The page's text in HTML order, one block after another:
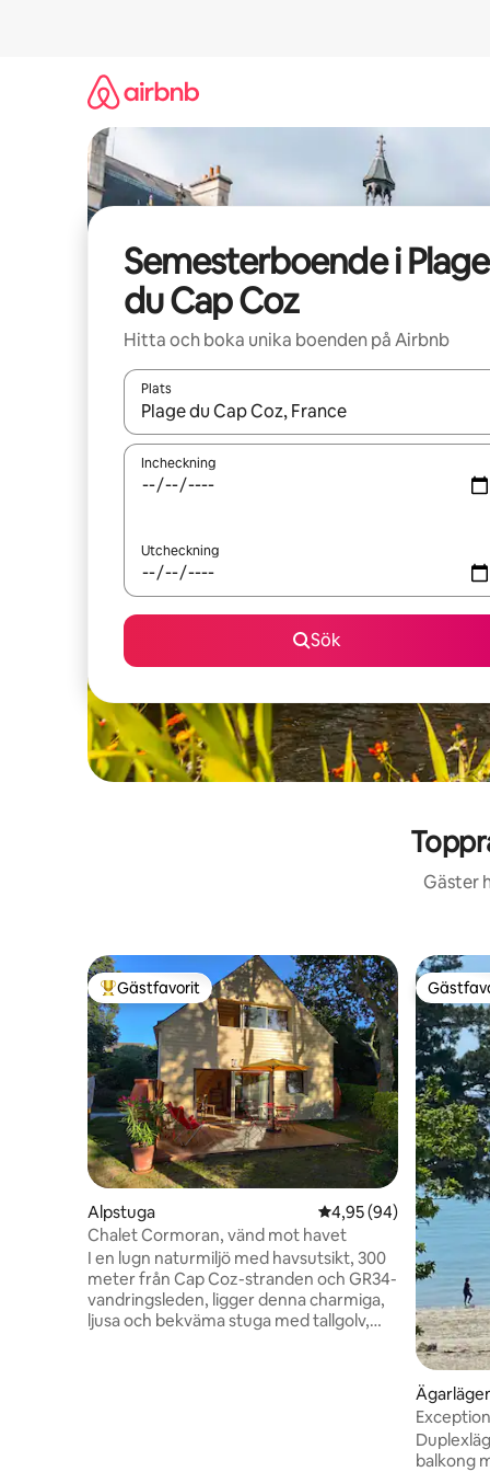
Semesterboende i Plage
du Cap Coz
Hitta och boka unika boenden på Airbnb
Plats
När resultaten är tillgängliga kan du navigera
Incheckning
Utcheckning
Sök
Gäster
Populär gästfavorit
Gästfavorit
Alpstuga 4,95 av 5 i
4,95 (94)
Chalet Cormoran, vänd mot havet
I en lugn naturmiljö med havsutsikt, 300
meter från Cap Coz-stranden och GR34-
vandringsleden, ligger denna charmiga,
ljusa och bekväma stuga med tallgolv,
balkong